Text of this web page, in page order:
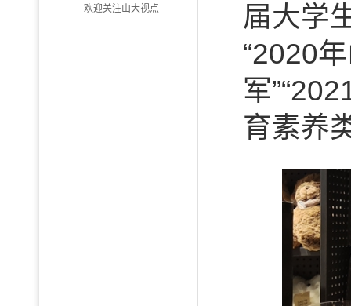
欢迎关注山大视点
届大学
“2020
军
育素养